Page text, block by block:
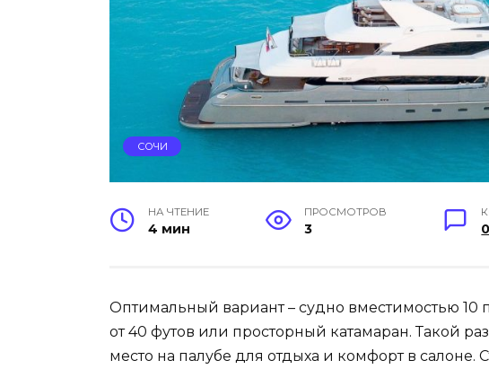
СОЧИ
НА ЧТЕНИЕ
4 мин
ПРОСМОТРОВ
3 0
Оптимальный вариант – судно вместимостью 10
от 40 футов или просторный катамаран. Такой
место на палубе для отдыха и комфорт в салоне.